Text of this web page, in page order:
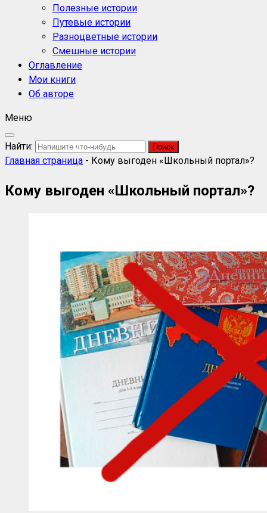
Полезные истории
Путевые истории
Разноцветные истории
Смешные истории
Оглавление
Мои книги
Об авторе
Меню
Найти:
Главная страница - Кому выгоден «Школьный портал»?
Кому выгоден «Школьный портал»?